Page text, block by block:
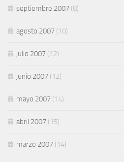
septiembre 2007 (8)
agosto 2007 (10)
julio 2007 (12)
junio 2007 (12)
mayo 2007 (14)
abril 2007 (15)
marzo 2007 (14)